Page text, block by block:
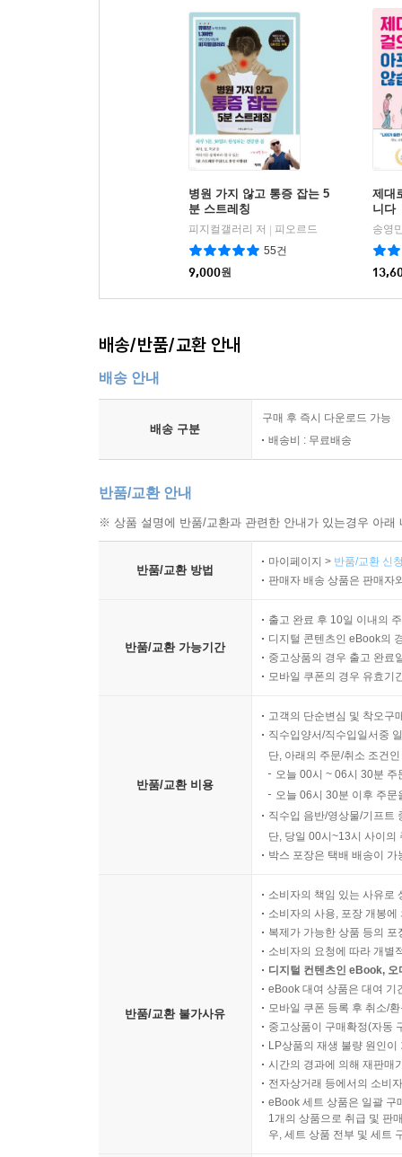
병원 가지 않고 통증 잡는 5
분 스트레칭
피지컬갤러리 저
피오르드
55건
9,000원
제대
니다
송영
배송/반품/교환 안내
배송 안내
배송 구분
구매 후 즉시 다운로드 가능
배송비 : 무료배송
반품/교환 안내
※ 상품 설명에 반품/교환과 관련한 안내가 있는경우 아
반품/교환 방법
마이페이지 > 반품/교환 신
판매자 배송 상품은 판매자
반품/교환 가능기간
출고 완료 후 10일 이내의
디지털 콘텐츠인 eBook의
중고상품의 경우 출고 완료
모바일 쿠폰의 경우 유효기
반품/교환 비용
고객의 단순변심 및 착오구
직수입양서/직수입일서중
단, 아래의 주문/취소 조건
오늘 00시 ~ 06시 30분
오늘 06시 30분 이후 주
직수입 음반/영상물/기프트
단, 당일 00시~13시 사이의
박스 포장은 택배 배송이
반품/교환 불가사유
소비자의 책임 있는 사유로
소비자의 사용, 포장 개봉
복제가 가능한 상품 등의
소비자의 요청에 따라 개별
디지털 컨텐츠인 eBook,
eBook 대여 상품은 대여 기
모바일 쿠폰 등록 후 취소/
중고상품이 구매확정(자동
LP상품의 재생 불량 원인
시간의 경과에 의해 재판매
전자상거래 등에서의 소비
eBook 세트 상품은 일괄 구
1개의 상품으로 취급 및 판
우, 세트 상품 전부 및 세트